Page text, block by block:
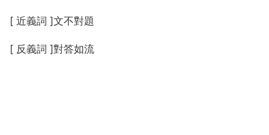
[ 近義詞 ]文不對題
[ 反義詞 ]對答如流